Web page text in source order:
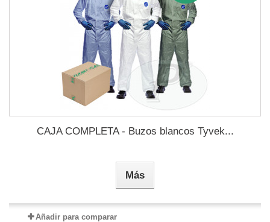
CAJA COMPLETA - Buzos blancos Tyvek...
Más
Añadir para comparar